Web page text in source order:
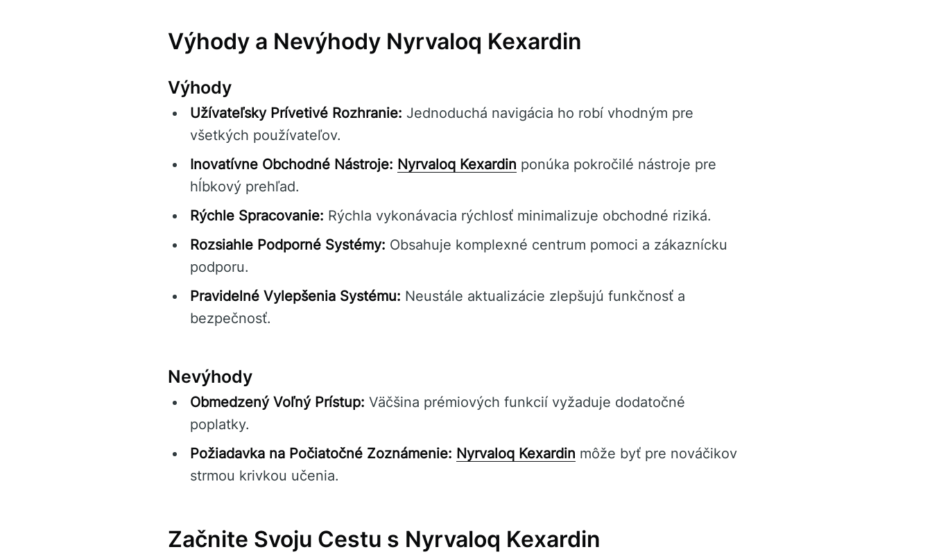
Výhody a Nevýhody Nyrvaloq Kexardin
Výhody
Užívateľsky Prívetivé Rozhranie: Jednoduchá navigácia ho robí vhodným pre
všetkých používateľov.
Inovatívne Obchodné Nástroje: Nyrvaloq Kexardin ponúka pokročilé nástroje pre
hĺbkový prehľad.
Rýchle Spracovanie: Rýchla vykonávacia rýchlosť minimalizuje obchodné riziká.
Rozsiahle Podporné Systémy: Obsahuje komplexné centrum pomoci a zákaznícku
podporu.
Pravidelné Vylepšenia Systému: Neustále aktualizácie zlepšujú funkčnosť a
bezpečnosť.
Nevýhody
Obmedzený Voľný Prístup: Väčšina prémiových funkcií vyžaduje dodatočné
poplatky.
Požiadavka na Počiatočné Zoznámenie: Nyrvaloq Kexardin môže byť pre nováčikov
strmou krivkou učenia.
Začnite Svoju Cestu s Nyrvaloq Kexardin